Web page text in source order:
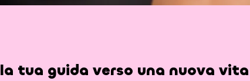
la tua guida verso una nuova vita